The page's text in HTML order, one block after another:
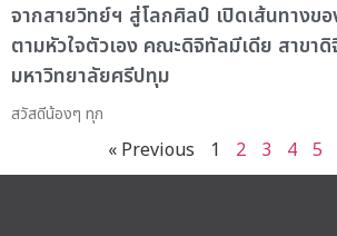
จากสายวิทย์ฯ สู่โลกศิลป์ เปิดเส้นทางขอ
ตามหัวใจตัวเอง คณะดิจิทัลมีเดีย สาขา
มหาวิทยาลัยศรีปทุม
สวัสดีน้องๆ ทุก
« Previous 1 2 3 4 5